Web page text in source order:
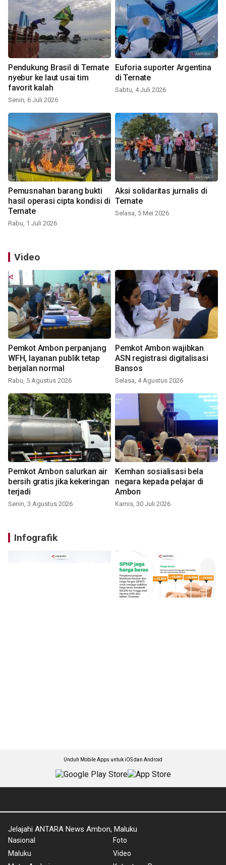
Pendukung Brasil di Ternate
nyebur ke laut usai tim
favorit kalah
Senin, 6 Juli 2026
Euforia suporter Argentina
di Ternate
Sabtu, 4 Juli 2026
Pemusnahan barang bukti
hasil operasi cipta kondisi di
Ternate
Rabu, 1 Juli 2026
Aksi solidaritas jurnalis di
Ternate
Selasa, 5 Mei 2026
Video
Pemkot Ambon perpanjang
WFH, layanan publik tetap
berjalan normal
Rabu, 5 Agustus 2026
Pemkot Ambon wajibkan
ASN registrasi digitalisasi
Bansos
Selasa, 4 Agustus 2026
Pemkot Ambon salurkan air
bersih gratis jika kekeringan
terjadi
Senin, 3 Agustus 2026
Kemhan sosialisasi bela
negara kepada pelajar di
Ambon
Kamis, 30 Juli 2026
Infografik
Unduh Mobile Apps untuk iOS dan Android
Jelajahi ANTARA News Ambon, Maluku
Nasional
Maluku
Foto
Video